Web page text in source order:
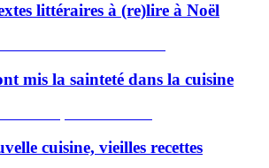
littéraires à (re)lire à Noël
mis la sainteté dans la cuisine
cuisine, vieilles recettes